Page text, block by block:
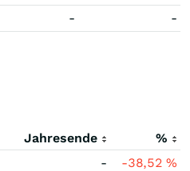
- -
Jahresende
%
- -38,52%